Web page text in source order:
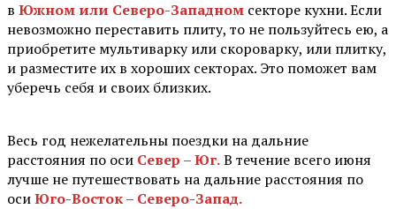
в Южном или Северо-Западном секторе кухни. Если
невозможно переставить плиту, то не пользуйтесь ею, а
приобретите мультиварку или скороварку, или плитку,
и разместите их в хороших секторах. Это поможет вам
уберечь себя и своих близких.
Весь год нежелательны поездки на дальние
расстояния по оси Север – Юг.В течение всего июня
лучше не путешествовать на дальние расстояния по
осиЮго-Восток – Северо-Запад.